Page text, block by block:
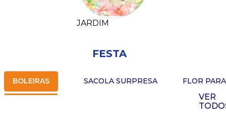
JARDIM
FESTA
BOLEIRAS SACOLA SURPRESA FLOR
VER